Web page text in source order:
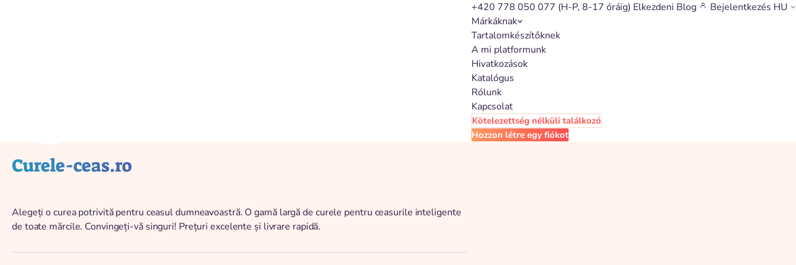
+420 778 050 077 (H-P, 8-17 óráig) Elkezdeni Blog Bejelentkezés HU
Márkáknak
Tartalomkészítőknek
A mi platformunk
Hivatkozások
Katalógus
Rólunk
Kapcsolat
Kötelezettség nélküli találkozó
Hozzon létre egy fiókot
Curele-ceas.ro
Alegeți o curea potrivită pentru ceasul dumneavoastră. O gamă largă de curele pentru ceasurile inteligente
de toate mărcile. Convingeți-vă singuri! Prețuri excelente și livrare rapidă.